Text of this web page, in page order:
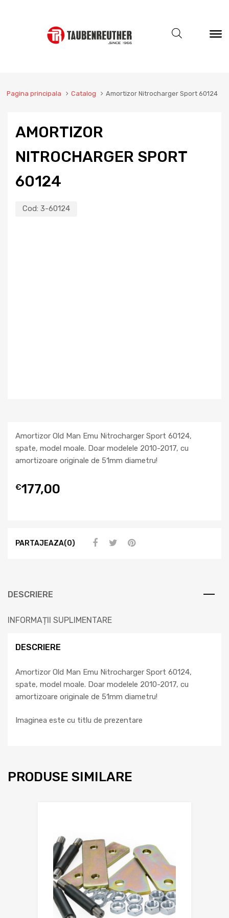
Pagina principala Catalog Amortizor Nitrocharger Sport 60124
AMORTIZOR
NITROCHARGER SPORT
60124
Cod: 3-60124
Amortizor Old Man Emu Nitrocharger Sport 60124,
spate, model moale. Doar modelele 2010-2017, cu
amortizoare originale de 51mm diametru!
€177,00
PARTAJEAZA(0)
DESCRIERE
INFORMAȚII SUPLIMENTARE
DESCRIERE
Amortizor Old Man Emu Nitrocharger Sport 60124,
spate, model moale. Doar modelele 2010-2017, cu
amortizoare originale de 51mm diametru!
Imaginea este cu titlu de prezentare
PRODUSE SIMILARE